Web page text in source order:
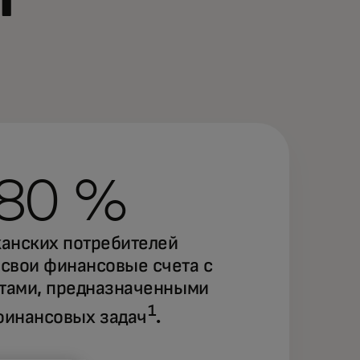
%
потребителей
финансовые счета с
предназначенными
задач 1.